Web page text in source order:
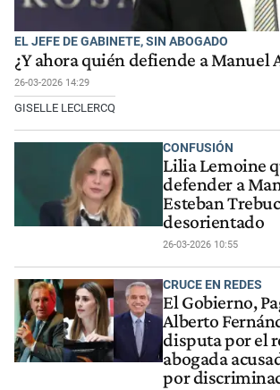
EL JEFE DE GABINETE, SIN ABOGADO
¿Y ahora quién defiende a Manuel
26-03-2026 14:29
GISELLE LECLERCQ
CONFUSIÓN
Lilia Lemoine
defender a
Esteban
desorientado
26-03-2026 10:55
CRUCE EN REDES
El Gobierno,
Alberto
disputa por el
abogada
por